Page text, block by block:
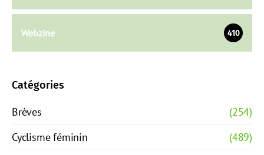
Webzine 410
Catégories
Brèves
(254)
Cyclisme féminin
(489)